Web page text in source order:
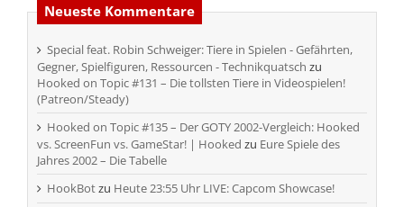
Neueste Kommentare
Special feat. Robin Schweiger: Tiere in Spielen - Gefährten,
Gegner, Spielfiguren, Ressourcen - Technikquatsch zu
Hooked on Topic #131 – Die tollsten Tiere in Videospielen!
(Patreon/Steady)
Hooked on Topic #135 – Der GOTY 2002-Vergleich: Hooked
vs. ScreenFun vs. GameStar! | Hooked zu Eure Spiele des
Jahres 2002 – Die Tabelle
HookBotzu Heute 23:55 Uhr LIVE: Capcom Showcase!